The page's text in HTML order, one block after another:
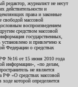
журналист не несут
действительности и
права и законные
свободой массовой
воспроизведением
средством массовой
государственных,
и привлечено к
Федерации о средствах
РФ №16 от 15 июня 2010 года
информации», «по делам,
не является
РФ «О средствах массовой
которой определяется